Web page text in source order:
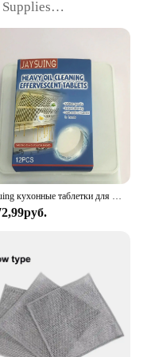
in removing
and
suppliers
are a game-
agents;
to tackle the
it's grease on
these
user-friendly
ensuring that
without the hassle